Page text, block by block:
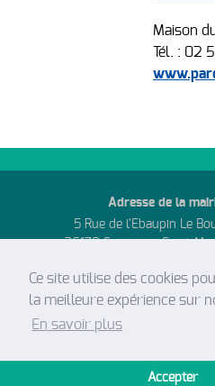
Ce site utilise des cookies
la meilleure expérience sur
En savoir plus
Accepter
Maison
Tél. : 02
Adresse de la
5 Rue de l'Ebaupin Le
36170 Sacierges-Saint-
Mail : sacierges-
Horaires
de 9h à